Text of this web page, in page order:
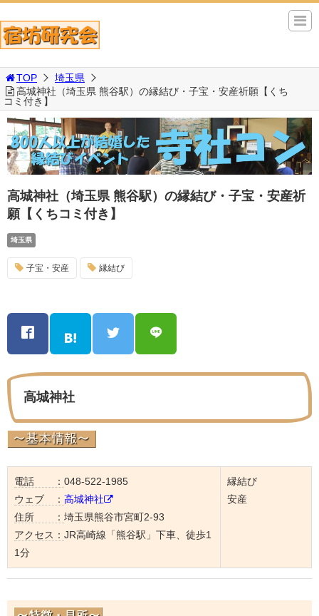
TOP
埼玉県
高城神社（埼玉県 熊谷駅）の縁結び・子宝・安産祈願【くち
コミ付き】
高城神社（埼玉県 熊谷駅）の縁結び・子宝・安産祈
願【くちコミ付き】
埼玉県
子宝・安産 縁結び
高城神社
電話 ： 048-522-1985
ウェブ ： 高城神社
住所 ： 埼玉県熊谷市宮町2-93
アクセス： JR高崎線「熊谷駅」下車、徒歩1
1分
縁結び
安産